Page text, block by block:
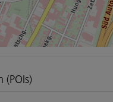
(POIs)